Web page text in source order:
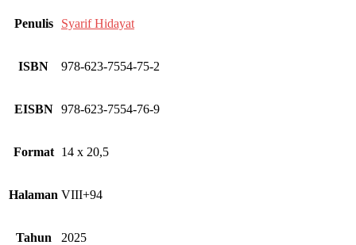
Penulis Syarif Hidayat
ISBN 978-623-7554-75-2
EISBN 978-623-7554-76-9
Format 14 x 20,5
Halaman VIII+94
Tahun 2025